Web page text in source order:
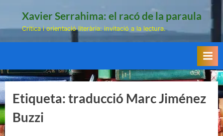
Xavier Serrahima: el racó de la paraula
Crítica i orientació literària: invitació a la lectura.
Etiqueta:traducció Marc Jiménez
Buzzi